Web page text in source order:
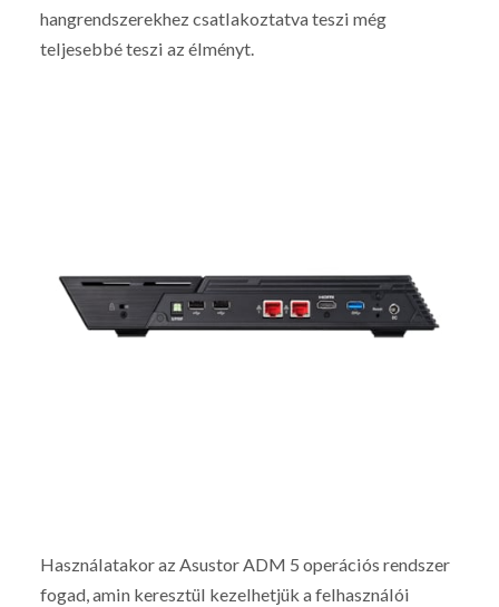
hangrendszerekhez csatlakoztatva teszi még
teljesebbé teszi az élményt.
Használatakor az Asustor ADM 5 operációs rendszer
fogad, amin keresztül kezelhetjük a felhasználói